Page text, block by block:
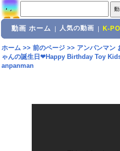
動画 ホーム 人気の動画 K-
ホーム>> 前のページ>> アンパンマン
ゃんの誕生日❤Happy Birthday Toy
anpanman